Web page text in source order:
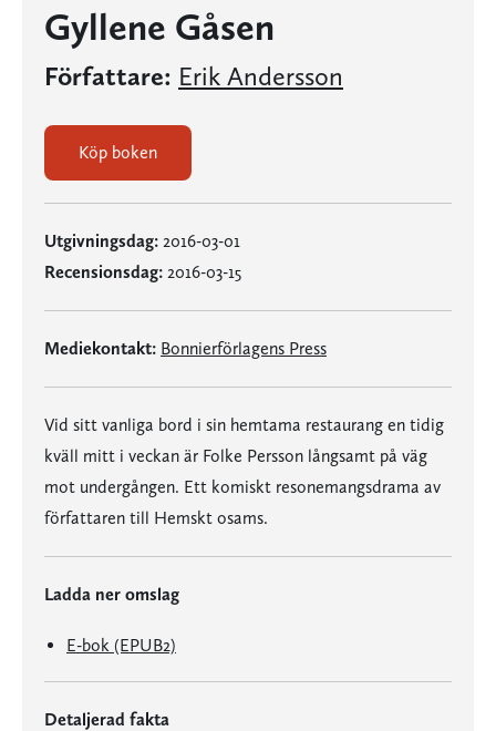
Gyllene Gåsen
Författare: Erik Andersson
Köp boken
Utgivningsdag: 2016-03-01
Recensionsdag: 2016-03-15
Mediekontakt: Bonnierförlagens Press
Vid sitt vanliga bord i sin hemtama restaurang en tidig
kväll mitt i veckan är Folke Persson långsamt på väg
mot undergången. Ett komiskt resonemangsdrama av
författaren till Hemskt osams.
Ladda ner omslag
E-bok (EPUB2)
Detaljerad fakta